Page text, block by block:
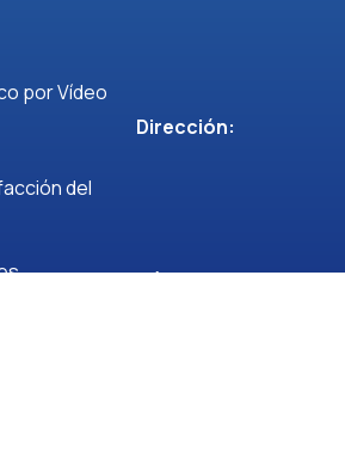
por Vídeo
del
Dirección:
Síguenos >